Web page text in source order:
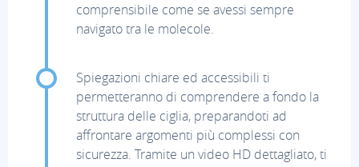
comprensibile come se avessi sempre
navigato tra le molecole.
Spiegazioni chiare ed accessibili ti
permetteranno di comprendere a fondo la
struttura delle ciglia, preparandoti ad
affrontare argomenti più complessi con
sicurezza. Tramite un video HD dettagliato, ti